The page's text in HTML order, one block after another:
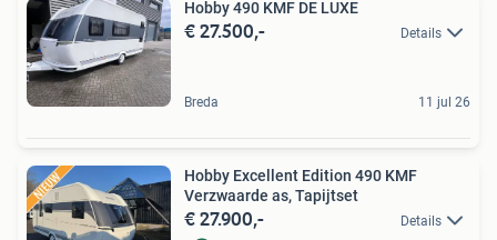
Hobby 490 KMF DE LUXE
€ 27.500,- Details
Breda 11 jul 26
Hobby Excellent Edition 490 KMF
Verzwaarde as, Tapijtset
€ 27.900,- Details